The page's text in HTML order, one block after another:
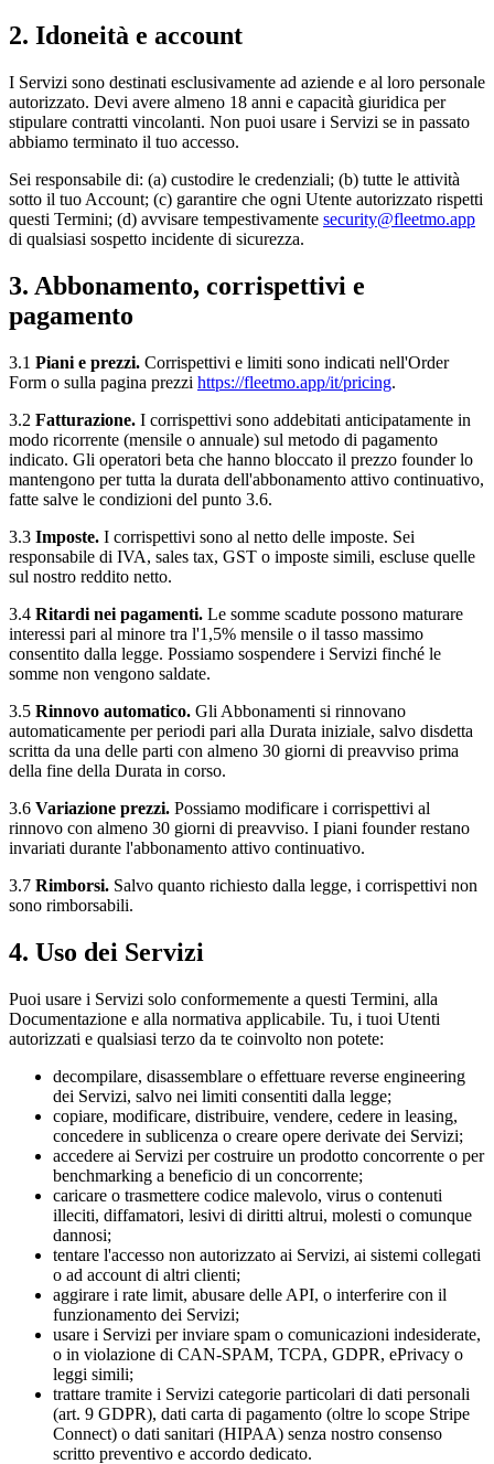
2. Idoneità e account
I Servizi sono destinati esclusivamente ad aziende e al loro personale
autorizzato. Devi avere almeno 18 anni e capacità giuridica per
stipulare contratti vincolanti. Non puoi usare i Servizi se in passato
abbiamo terminato il tuo accesso.
Sei responsabile di: (a) custodire le credenziali; (b) tutte le attività
sotto il tuo Account; (c) garantire che ogni Utente autorizzato rispetti
questi Termini; (d) avvisare tempestivamente security@fleetmo.app
di qualsiasi sospetto incidente di sicurezza.
3. Abbonamento, corrispettivi e
pagamento
3.1 Piani e prezzi. Corrispettivi e limiti sono indicati nell'Order
Form o sulla pagina prezzi https://fleetmo.app/it/pricing.
3.2 Fatturazione. I corrispettivi sono addebitati anticipatamente in
modo ricorrente (mensile o annuale) sul metodo di pagamento
indicato. Gli operatori beta che hanno bloccato il prezzo founder lo
mantengono per tutta la durata dell'abbonamento attivo continuativo,
fatte salve le condizioni del punto 3.6.
3.3 Imposte. I corrispettivi sono al netto delle imposte. Sei
responsabile di IVA, sales tax, GST o imposte simili, escluse quelle
sul nostro reddito netto.
3.4 Ritardi nei pagamenti. Le somme scadute possono maturare
interessi pari al minore tra l'1,5% mensile o il tasso massimo
consentito dalla legge. Possiamo sospendere i Servizi finché le
somme non vengono saldate.
3.5 Rinnovo automatico. Gli Abbonamenti si rinnovano
automaticamente per periodi pari alla Durata iniziale, salvo disdetta
scritta da una delle parti con almeno 30 giorni di preavviso prima
della fine della Durata in corso.
3.6 Variazione prezzi. Possiamo modificare i corrispettivi al
rinnovo con almeno 30 giorni di preavviso. I piani founder restano
invariati durante l'abbonamento attivo continuativo.
3.7 Rimborsi. Salvo quanto richiesto dalla legge, i corrispettivi non
sono rimborsabili.
4. Uso dei Servizi
Puoi usare i Servizi solo conformemente a questi Termini, alla
Documentazione e alla normativa applicabile. Tu, i tuoi Utenti
autorizzati e qualsiasi terzo da te coinvolto non potete:
decompilare, disassemblare o effettuare reverse engineering
dei Servizi, salvo nei limiti consentiti dalla legge;
copiare, modificare, distribuire, vendere, cedere in leasing,
concedere in sublicenza o creare opere derivate dei Servizi;
accedere ai Servizi per costruire un prodotto concorrente o per
benchmarking a beneficio di un concorrente;
caricare o trasmettere codice malevolo, virus o contenuti
illeciti, diffamatori, lesivi di diritti altrui, molesti o comunque
dannosi;
tentare l'accesso non autorizzato ai Servizi, ai sistemi collegati
o ad account di altri clienti;
aggirare i rate limit, abusare delle API, o interferire con il
funzionamento dei Servizi;
usare i Servizi per inviare spam o comunicazioni indesiderate,
o in violazione di CAN-SPAM, TCPA, GDPR, ePrivacy o
leggi simili;
trattare tramite i Servizi categorie particolari di dati personali
(art. 9 GDPR), dati carta di pagamento (oltre lo scope Stripe
Connect) o dati sanitari (HIPAA) senza nostro consenso
scritto preventivo e accordo dedicato.